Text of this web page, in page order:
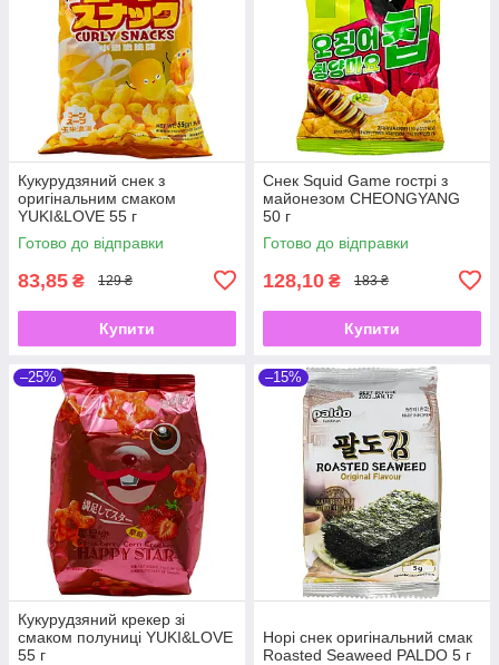
Кукурудзяний снек з
оригінальним смаком
YUKI&LOVE 55 г
Готово до відправки
83,85 ₴ 129 ₴
Купити
Снек Squid Game гострі з
майонезом CHEONGYANG
50 г
Готово до відправки
128,10 ₴ 183 ₴
Купити
–25%
Кукурудзяний крекер зі
смаком полуниці YUKI&LOVE
55 г
–15%
Норі снек оригінальний смак
Roasted Seaweed PALDO 5 г